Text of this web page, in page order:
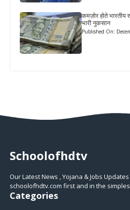
कमज़ोर होते भारतीय
भारी नुकसान
Published On:
Schoolofhdtv
Our Latest News , Yojana & Jobs
schoolofhdtv.com first and in the
Categories